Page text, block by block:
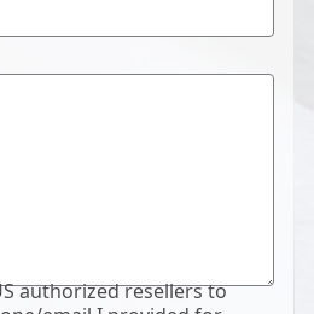
authorized resellers to